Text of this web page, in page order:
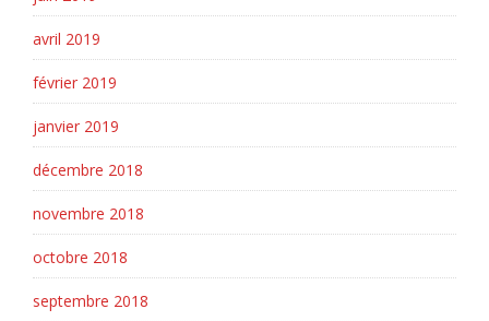
avril 2019
février 2019
janvier 2019
décembre 2018
novembre 2018
octobre 2018
septembre 2018